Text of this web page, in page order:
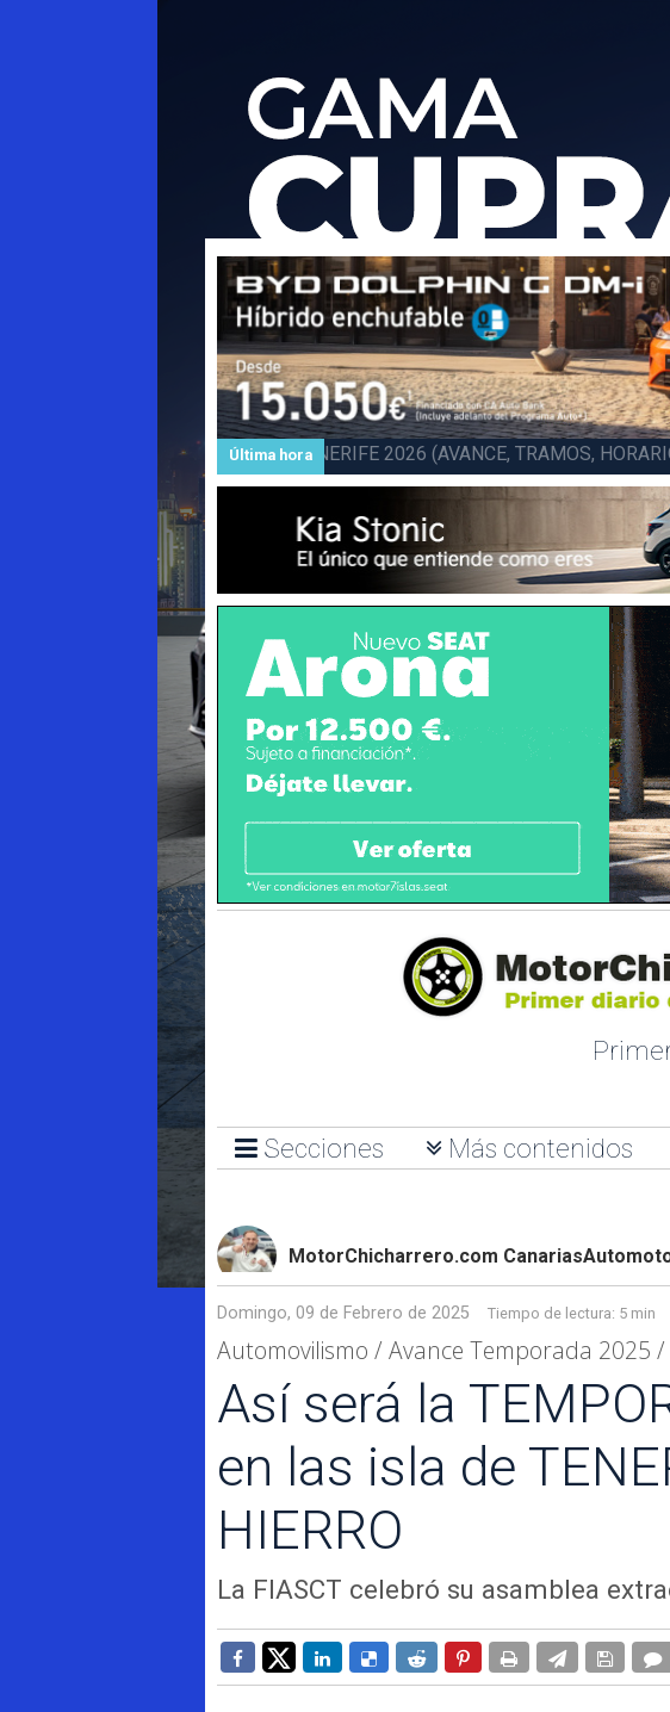
Última hora
Subida a BARLOVENTO 2026 LA
Barlovento
Secciones Más contenidos
MotorChicharrero.com
Domingo, 09 de Febrero de 2025 Tiempo de lectura: 5 min
Automovilismo / Avance Temporada 2025
Así será la
en las isla de
HIERRO
La FIASCT celebró su asamblea